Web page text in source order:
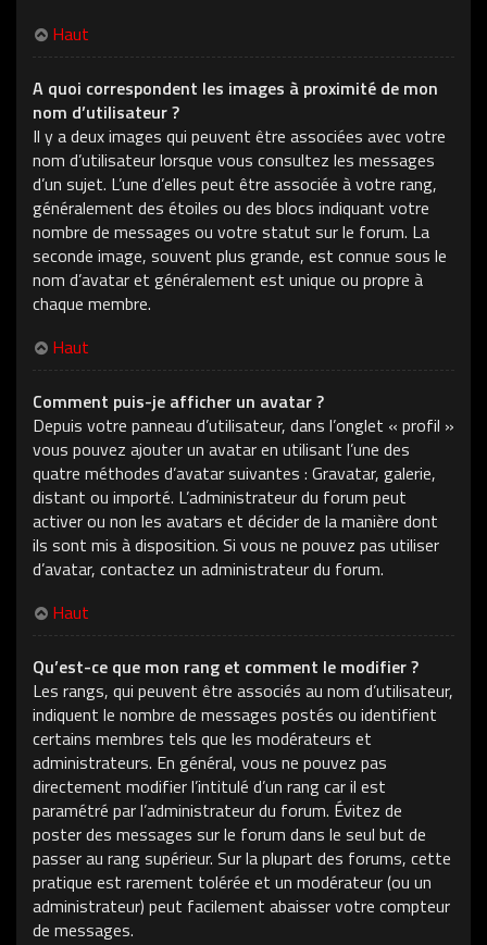
Haut
A quoi correspondent les images à proximité de mon
nom d’utilisateur ?
Il y a deux images qui peuvent être associées avec votre
nom d’utilisateur lorsque vous consultez les messages
d’un sujet. L’une d’elles peut être associée à votre rang,
généralement des étoiles ou des blocs indiquant votre
nombre de messages ou votre statut sur le forum. La
seconde image, souvent plus grande, est connue sous le
nom d’avatar et généralement est unique ou propre à
chaque membre.
Haut
Comment puis-je afficher un avatar ?
Depuis votre panneau d’utilisateur, dans l’onglet « profil »
vous pouvez ajouter un avatar en utilisant l’une des
quatre méthodes d’avatar suivantes : Gravatar, galerie,
distant ou importé. L’administrateur du forum peut
activer ou non les avatars et décider de la manière dont
ils sont mis à disposition. Si vous ne pouvez pas utiliser
d’avatar, contactez un administrateur du forum.
Haut
Qu’est-ce que mon rang et comment le modifier ?
Les rangs, qui peuvent être associés au nom d’utilisateur,
indiquent le nombre de messages postés ou identifient
certains membres tels que les modérateurs et
administrateurs. En général, vous ne pouvez pas
directement modifier l’intitulé d’un rang car il est
paramétré par l’administrateur du forum. Évitez de
poster des messages sur le forum dans le seul but de
passer au rang supérieur. Sur la plupart des forums, cette
pratique est rarement tolérée et un modérateur (ou un
administrateur) peut facilement abaisser votre compteur
de messages.